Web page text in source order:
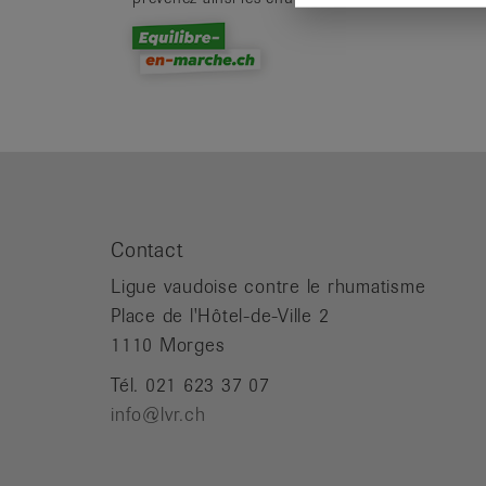
Contact
Ligue vaudoise contre le rhumatisme
Place de l'Hôtel-de-Ville 2
1110 Morges
Tél. 021 623 37 07
info@lvr.ch